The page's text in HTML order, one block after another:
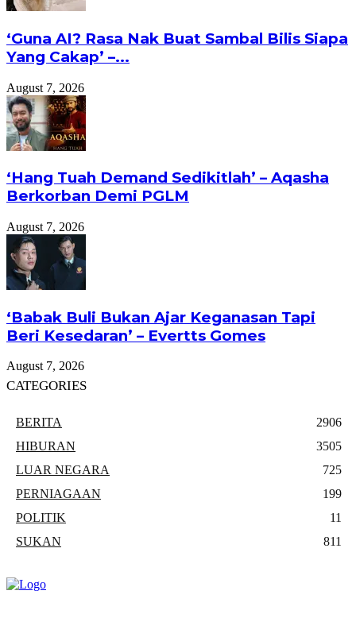
‘Guna AI? Rasa Nak Buat Sambal Bilis Siapa
Yang Cakap’ –...
August 7, 2026
‘Hang Tuah Demand Sedikitlah’ – Aqasha
Berkorban Demi PGLM
August 7, 2026
‘Babak Buli Bukan Ajar Keganasan Tapi
Beri Kesedaran’ – Evertts Gomes
August 7, 2026
CATEGORIES
BERITA
2906
HIBURAN
3505
LUAR NEGARA
725
PERNIAGAAN
199
POLITIK
11
SUKAN
811